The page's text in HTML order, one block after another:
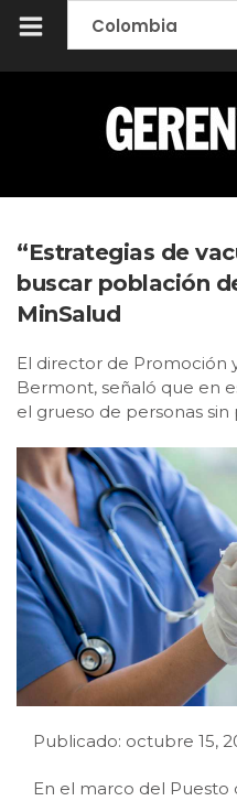
“Estrategias de
buscar población
MinSalud
El director de Promoción
Bermont, señaló que en
el grueso de personas sin
Publicado: octubre 15,
En el marco del